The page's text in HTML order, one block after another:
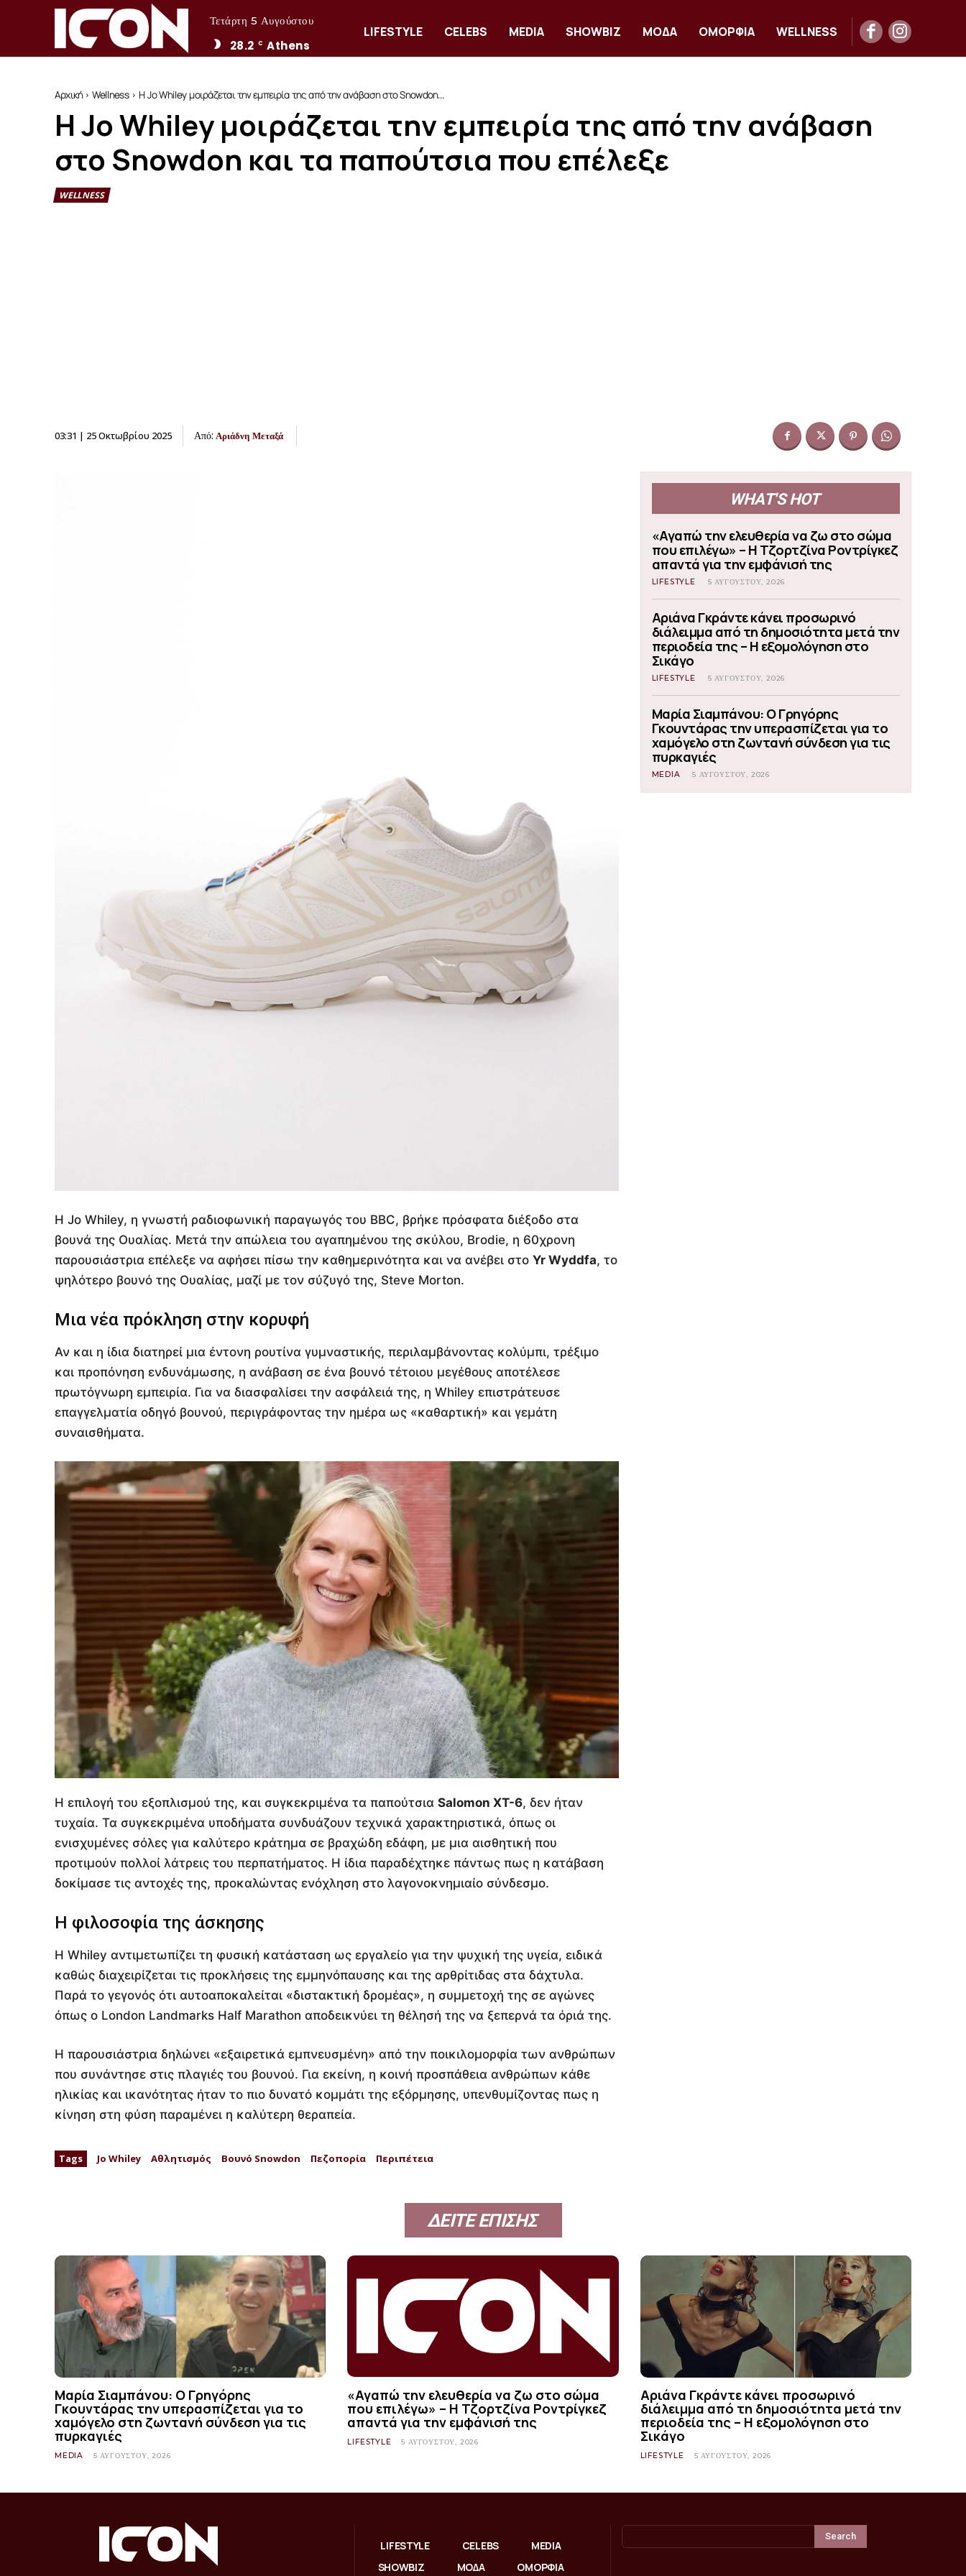
Τετάρτη 5 Αυγούστου
28.2 C Athens
LIFESTYLE CELEBS MEDIA SHOWBIZ ΜΟΔΑ ΟΜΟΡΦΙΑ WELLNESS
Αρχική Wellness Η Jo Whiley μοιράζεται την εμπειρία της από την ανάβαση στο Snowdon...
Η Jo Whiley μοιράζεται την εμπειρία της από την ανάβαση
στο Snowdon και τα παπούτσια που επέλεξε
WELLNESS
03:31 | 25 Οκτωβρίου 2025 Από: Αριάδνη Μεταξά
Η Jo Whiley, η γνωστή ραδιοφωνική παραγωγός του BBC, βρήκε πρόσφατα διέξοδο στα
βουνά της Ουαλίας. Μετά την απώλεια του αγαπημένου της σκύλου, Brodie, η 60χρονη
παρουσιάστρια επέλεξε να αφήσει πίσω την καθημερινότητα και να ανέβει στο Yr Wyddfa, το
ψηλότερο βουνό της Ουαλίας, μαζί με τον σύζυγό της, Steve Morton.
Μια νέα πρόκληση στην κορυφή
Αν και η ίδια διατηρεί μια έντονη ρουτίνα γυμναστικής, περιλαμβάνοντας κολύμπι, τρέξιμο
και προπόνηση ενδυνάμωσης, η ανάβαση σε ένα βουνό τέτοιου μεγέθους αποτέλεσε
πρωτόγνωρη εμπειρία. Για να διασφαλίσει την ασφάλειά της, η Whiley επιστράτευσε
επαγγελματία οδηγό βουνού, περιγράφοντας την ημέρα ως «καθαρτική» και γεμάτη
συναισθήματα.
Η επιλογή του εξοπλισμού της, και συγκεκριμένα τα παπούτσια Salomon XT-6, δεν ήταν
τυχαία. Τα συγκεκριμένα υποδήματα συνδυάζουν τεχνικά χαρακτηριστικά, όπως οι
ενισχυμένες σόλες για καλύτερο κράτημα σε βραχώδη εδάφη, με μια αισθητική που
προτιμούν πολλοί λάτρεις του περπατήματος. Η ίδια παραδέχτηκε πάντως πως η κατάβαση
δοκίμασε τις αντοχές της, προκαλώντας ενόχληση στο λαγονοκνημιαίο σύνδεσμο.
Η φιλοσοφία της άσκησης
Η Whiley αντιμετωπίζει τη φυσική κατάσταση ως εργαλείο για την ψυχική της υγεία, ειδικά
καθώς διαχειρίζεται τις προκλήσεις της εμμηνόπαυσης και της αρθρίτιδας στα δάχτυλα.
Παρά το γεγονός ότι αυτοαποκαλείται «διστακτική δρομέας», η συμμετοχή της σε αγώνες
όπως ο London Landmarks Half Marathon αποδεικνύει τη θέλησή της να ξεπερνά τα όριά της.
Η παρουσιάστρια δηλώνει «εξαιρετικά εμπνευσμένη» από την ποικιλομορφία των ανθρώπων
που συνάντησε στις πλαγιές του βουνού. Για εκείνη, η κοινή προσπάθεια ανθρώπων κάθε
ηλικίας και ικανότητας ήταν το πιο δυνατό κομμάτι της εξόρμησης, υπενθυμίζοντας πως η
κίνηση στη φύση παραμένει η καλύτερη θεραπεία.
Tags Jo Whiley Αθλητισμός Βουνό Snowdon Πεζοπορία Περιπέτεια
WHAT'S HOT
«Αγαπώ την ελευθερία να ζω στο σώμα
που επιλέγω» – Η Τζορτζίνα Ροντρίγκεζ
απαντά για την εμφάνισή της
LIFESTYLE 5 ΑΥΓΟΎΣΤΟΥ, 2026
Αριάνα Γκράντε κάνει προσωρινό
διάλειμμα από τη δημοσιότητα μετά την
περιοδεία της – Η εξομολόγηση στο
Σικάγο
LIFESTYLE 5 ΑΥΓΟΎΣΤΟΥ, 2026
Μαρία Σιαμπάνου: Ο Γρηγόρης
Γκουντάρας την υπερασπίζεται για το
χαμόγελο στη ζωντανή σύνδεση για τις
πυρκαγιές
MEDIA 5 ΑΥΓΟΎΣΤΟΥ, 2026
ΔΕΙΤΕ ΕΠΙΣΗΣ
Μαρία Σιαμπάνου: Ο Γρηγόρης
Γκουντάρας την υπερασπίζεται για το
χαμόγελο στη ζωντανή σύνδεση για τις
πυρκαγιές
MEDIA 5 ΑΥΓΟΎΣΤΟΥ, 2026
«Αγαπώ την ελευθερία να ζω στο σώμα
που επιλέγω» – Η Τζορτζίνα Ροντρίγκεζ
απαντά για την εμφάνισή της
LIFESTYLE 5 ΑΥΓΟΎΣΤΟΥ, 2026
Αριάνα Γκράντε κάνει προσωρινό
διάλειμμα από τη δημοσιότητα μετά την
περιοδεία της – Η εξομολόγηση στο
Σικάγο
LIFESTYLE 5 ΑΥΓΟΎΣΤΟΥ, 2026
LIFESTYLE CELEBS
MEDIA
SHOWBIZ
ΜΟΔΑ ΟΜΟΡΦΙΑ
Search